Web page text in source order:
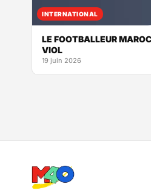
INTERNATIONAL
LE FOOTBALLEUR
VIOL
19 juin 2026